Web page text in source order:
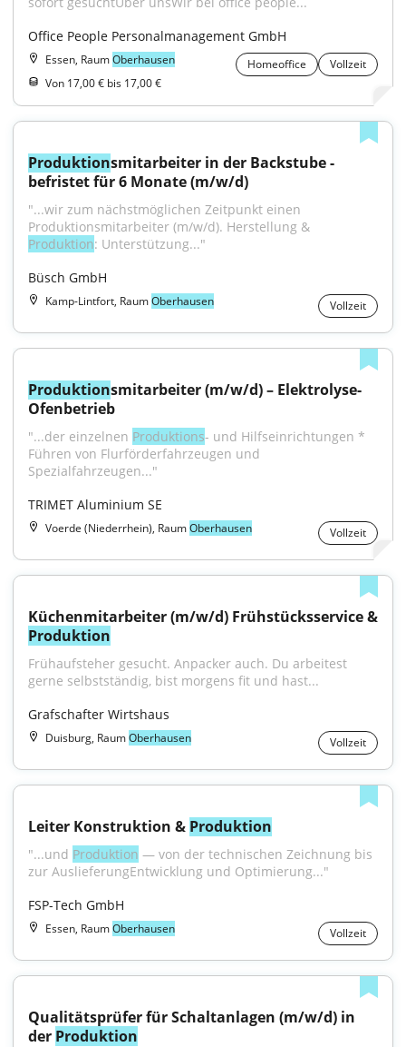
Office People Personalmanagement GmbH
Essen, RaumOberhausen Homeoffice
Vollzeit
Von 17,00 € bis 17,00 €
Produktionsmitarbeiter in der Backstube -
befristet für 6 Monate (m/w/d)
"...wir zum nächstmöglichen Zeitpunkt einen
Produktion: Unterstützung..."
Büsch GmbH
Kamp-Lintfort, RaumOberhausen Vollzeit
Produktionsmitarbeiter (m/w/d) – Elektrolyse-
Ofenbetrieb
"...der einzelnen Produktions- und Hilfseinrichtungen *
Führen von Flurförderfahrzeugen und
Spezialfahrzeugen..."
TRIMET Aluminium SE
Voerde (Niederrhein), RaumOberhausen Vollzeit
Produktion
Frühaufsteher gesucht. Anpacker auch. Du arbeitest
gerne selbstständig, bist morgens fit und hast...
Grafschafter Wirtshaus
Duisburg, RaumOberhausen Vollzeit
Leiter Konstruktion & Produktion
"...und Produktion — von der technischen Zeichnung bis
zur AuslieferungEntwicklung und Optimierung..."
FSP-Tech GmbH
Essen, RaumOberhausen Vollzeit
Qualitätsprüfer für Schaltanlagen (m/w/d) in
der Produktion